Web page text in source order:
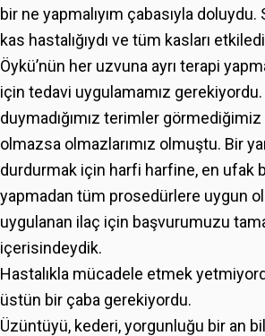
bir ne yapmalıyım çabasıyla
kas hastalığıydı ve tüm kasları
Öykü’nün her uzvuna ayrı terapi
için tedavi uygulamamız gerekiyordu.
duymadığımız terimler
olmazsa olmazlarımız olmuştu. Bir
durdurmak için harfi harfine, en ufak
yapmadan tüm prosedürlere uygun
uygulanan ilaç için başvurumuzu
içerisindeydik.
Hastalıkla mücadele etmek
üstün bir çaba gerekiyordu.
Üzüntüyü, kederi, yorgunluğu bir an